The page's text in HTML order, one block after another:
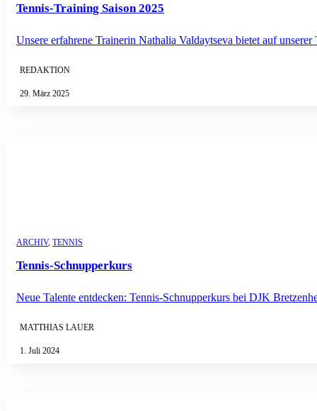
Tennis-Training Saison 2025
Unsere erfahrene Trainerin Nathalia Valdaytseva bietet auf
REDAKTION
29. März 2025
ARCHIV, TENNIS
Tennis-Schnupperkurs
Neue Talente entdecken: Tennis-Schnupperkurs bei DJK
MATTHIAS LAUER
1. Juli 2024